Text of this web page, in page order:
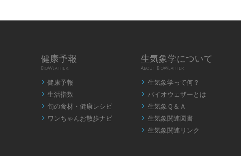
健康予報
BioWeather
 健康予報
 生活指数
 旬の食材・健康レシピ
 ワンちゃんお散歩ナビ
生気象学について
About BioWeather
 生気象学って何？
 バイオウェザーとは
 生気象Ｑ＆Ａ
 生気象関連図書
 生気象関連リンク